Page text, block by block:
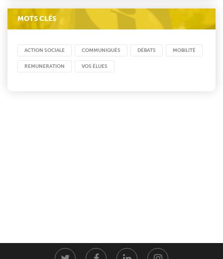
MOTS CLÉS
ACTION SOCIALE COMMUNIQUÉS DÉBATS MOBILITÉ
REMUNERATION VOS ÉLUES